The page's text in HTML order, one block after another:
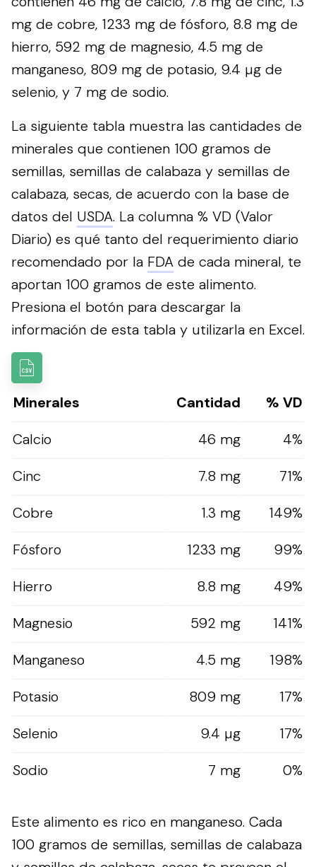
mg de cobre, 1233 mg de fósforo, 8.8 mg de
hierro, 592 mg de magnesio, 4.5 mg de
manganeso, 809 mg de potasio, 9.4 µg de
selenio, y 7 mg de sodio.
La siguiente tabla muestra las cantidades de
minerales que contienen 100 gramos de
semillas, semillas de calabaza y semillas de
calabaza, secas, de acuerdo con la base de
datos del USDA. La columna % VD (Valor
Diario) es qué tanto del requerimiento diario
recomendado por la FDA de cada mineral, te
aportan 100 gramos de este alimento.
Presiona el botón para descargar la
información de esta tabla y utilizarla en Excel.
Minerales Cantidad
% VD
Calcio
46 mg
4%
Cinc
7.8 mg
71%
Cobre
1.3 mg
149%
Fósforo
1233 mg
99%
Hierro
8.8 mg
49%
Magnesio
592 mg
141%
Manganeso
4.5 mg
198%
Potasio
809 mg
17%
Selenio
9.4 µg
17%
Sodio
7 mg 0%
Este alimento es rico en manganeso. Cada
100 gramos de semillas, semillas de calabaza